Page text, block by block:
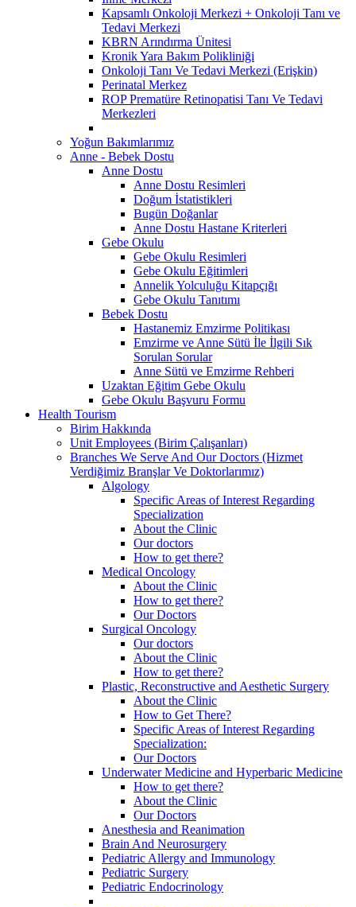
Kapsamlı Onkoloji Merkezi + Onkoloji Tanı ve
Tedavi Merkezi
KBRN Arındırma Ünitesi
Kronik Yara Bakım Polikliniği
Onkoloji Tanı Ve Tedavi Merkezi (Erişkin)
Perinatal Merkez
ROP Prematüre Retinopatisi Tanı Ve Tedavi
Merkezleri
Yoğun Bakımlarımız
Anne - Bebek Dostu
Anne Dostu
Anne Dostu Resimleri
Doğum İstatistikleri
Bugün Doğanlar
Anne Dostu Hastane Kriterleri
Gebe Okulu
Gebe Okulu Resimleri
Gebe Okulu Eğitimleri
Annelik Yolculuğu Kitapçığı
Gebe Okulu Tanıtımı
Bebek Dostu
Hastanemiz Emzirme Politikası
Emzirme ve Anne Sütü İle İlgili Sık
Sorulan Sorular
Anne Sütü ve Emzirme Rehberi
Uzaktan Eğitim Gebe Okulu
Gebe Okulu Başvuru Formu
Health Tourism
Birim Hakkında
Unit Employees (Birim Çalışanları)
Branches We Serve And Our Doctors (Hizmet
Verdiğimiz Branşlar Ve Doktorlarımız)
Algology
Specific Areas of Interest Regarding
Specialization
About the Clinic
Our doctors
How to get there?
Medical Oncology
About the Clinic
How to get there?
Our Doctors
Surgical Oncology
Our doctors
About the Clinic
How to get there?
Plastic, Reconstructive and Aesthetic Surgery
About the Clinic
How to Get There?
Specific Areas of Interest Regarding
Specialization:
Our Doctors
Underwater Medicine and Hyperbaric Medicine
How to get there?
About the Clinic
Our Doctors
Anesthesia and Reanimation
Brain And Neurosurgery
Pediatric Allergy and Immunology
Pediatric Surgery
Pediatric Endocrinology